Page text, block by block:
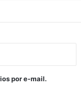
por e-mail.